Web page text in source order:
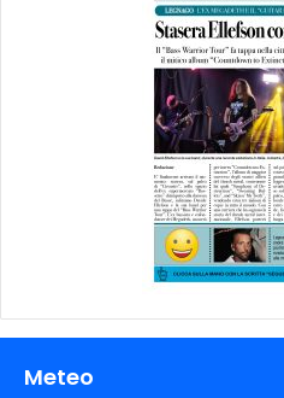
Meteo